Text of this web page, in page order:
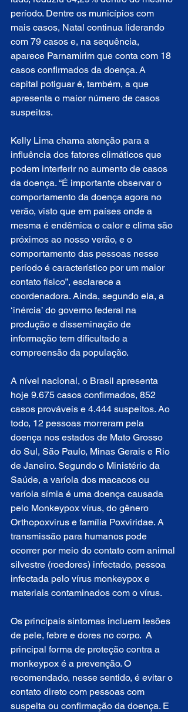
período. Dentre os municípios com
mais casos, Natal continua liderando
com 79 casos e, na sequência,
aparece Parnamirim que conta com 18
casos confirmados da doença. A
capital potiguar é, também, a que
apresenta o maior número de casos
suspeitos.
Kelly Lima chama atenção para a
influência dos fatores climáticos que
podem interferir no aumento de casos
da doença. “É importante observar o
comportamento da doença agora no
verão, visto que em países onde a
mesma é endêmica o calor e clima são
próximos ao nosso verão, e o
comportamento das pessoas nesse
período é característico por um maior
contato físico”, esclarece a
coordenadora. Ainda, segundo ela, a
‘inércia’ do governo federal na
produção e disseminação de
informação tem dificultado a
compreensão da população.
A nível nacional, o Brasil apresenta
hoje 9.675 casos confirmados, 852
casos prováveis e 4.444 suspeitos. Ao
todo, 12 pessoas morreram pela
doença nos estados de Mato Grosso
do Sul, São Paulo, Minas Gerais e Rio
de Janeiro. Segundo o Ministério da
Saúde, a varíola dos macacos ou
varíola símia é uma doença causada
pelo Monkeypox vírus, do gênero
Orthopoxvirus e família Poxviridae. A
transmissão para humanos pode
ocorrer por meio do contato com animal
silvestre (roedores) infectado, pessoa
infectada pelo vírus monkeypox e
materiais contaminados com o vírus.
Os principais sintomas incluem lesões
de pele, febre e dores no corpo.  A
principal forma de proteção contra a
monkeypox é a prevenção. O
recomendado, nesse sentido, é evitar o
contato direto com pessoas com
suspeita ou confirmação da doença. E